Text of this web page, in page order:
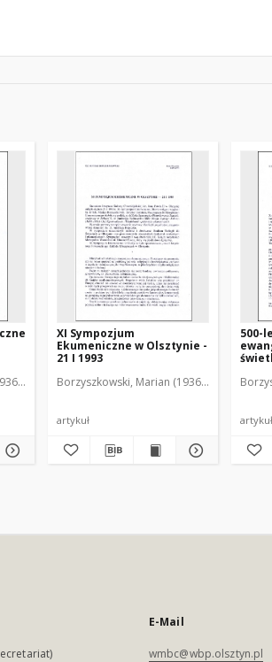
2001)
XI Sympozjum
Ekumeniczne w Olsztynie -
21 I 1993
Borzyszkowski, Marian (1936-2001)
artykuł
500-
artykuł
E-Mail
wmbc@wbp.olsztyn.pl